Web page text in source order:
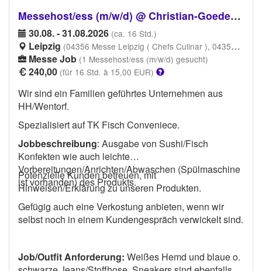
Messehost/ess (m/w/d) @ Christian-Goedeken jr. GmbH - Messe Leipzig
30.08. - 31.08.2026 (ca. 16 Std.)
Leipzig (04356 Messe Leipzig ( Chefs Culinar ), 04356 Leipzig)
Messe Job (1 Messehost/ess (m/w/d) gesucht)
240,00 (für 16 Std. à 15,00 EUR)
Wir sind ein Familien geführtes Unternehmen aus
HH/Wentorf.
Spezialisiert auf TK Fisch Conveniece.
Jobbeschreibung: Ausgabe von Sushi/Fisch
Konfekten wie auch leichte
Vorbereitungen/Anrichten/Abwaschen (Spülmaschine
ist vorhanden) des Produkts.
Potenzielle Kunden betreuen, mit
Hinweisen/Erklärung zu unseren Produkten.
Gefügig auch eine Verkostung anbieten, wenn wir
selbst noch in einem Kundengespräch verwickelt sind.
Job/Outfit Anforderung: Weißes Hemd und blaue o.